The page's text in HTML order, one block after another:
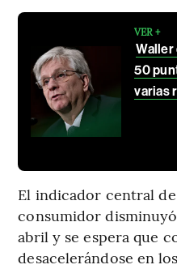
VER +
Waller
50
varias
El indicador central
consumidor
abril y se espera que
desacelerándose en